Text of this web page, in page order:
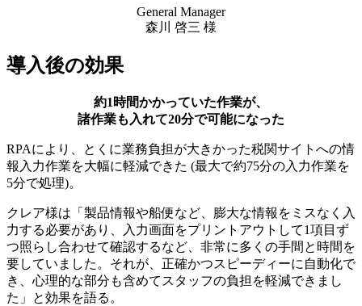
General Manager
森川 啓三 様
導入後の効果
約1時間かかっていた作業が、
諸作業も入れて20分で可能になった
RPAにより、とくに業務負担が大きかった税関サイトへの情
報入力作業を大幅に軽減できた (最大で約75分の入力作業を
5分で処理)。
クレア様は「製品情報や船便など、膨大な情報をミスなく入
力する必要があり、入力画面をプリントアウトして1項目ず
つ照らし合わせて確認するなど、非常に多くの手間と時間を
要していました。それが、正確かつスピーディーに自動化で
き、心理的な部分も含めてスタッフの負担を軽減できまし
た」と効果を語る。